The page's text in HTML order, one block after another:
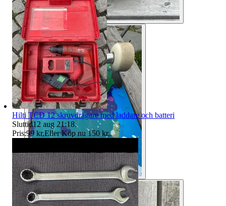
Hilti TCD 12 skruvdragare med laddare och batteri
Sluttid12 aug 21:18.
Pris:99 kr,Eller Köp nu 150 kr,.